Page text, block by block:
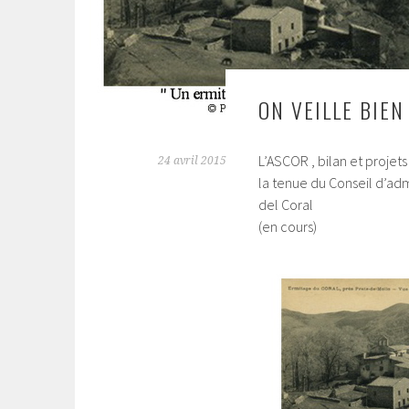
ON VEILLE
24 avril 2015
L’ASCOR , bilan et projets
la tenue du Conseil
del Coral
(en cours)